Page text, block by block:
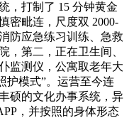
，打制了 15 分钟黄金
密毗连，尺度双 2000-
防应急练习训练、急救
，第二，正在卫生间、
监测仪，公寓取老年大
护模式”。运营至今连
硕的文化办事系统，异
，并按照的身体形态